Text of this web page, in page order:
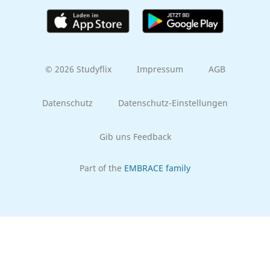
© 2026 Studyflix Impressum AGB
Datenschutz Datenschutz-Einstellungen
Gib uns Feedback
Part of the EMBRACE family